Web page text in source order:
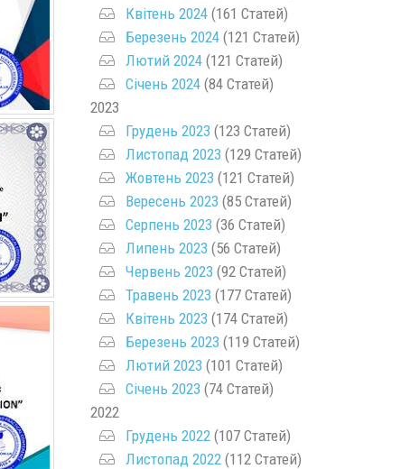
Квітень 2024(161 Статей)
Березень 2024(121 Статей)
Лютий 2024(121 Статей)
Січень 2024(84 Статей)
2023
Грудень 2023 (123 Статей)
Листопад 2023 (129 Статей)
Жовтень 2023 (121 Статей)
Вересень 2023 (85 Статей)
Серпень 2023 (36 Статей)
Липень 2023 (56 Статей)
Червень 2023 (92 Статей)
Травень 2023 (177 Статей)
Квітень 2023 (174 Статей)
Березень 2023 (119 Статей)
Лютий 2023 (101 Статей)
Січень 2023 (74 Статей)
2022
Грудень 2022(107 Статей)
Листопад 2022(112 Статей)